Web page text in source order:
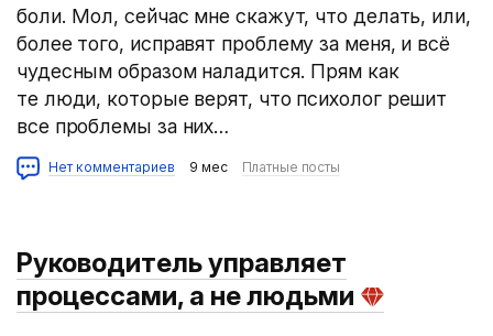
боли. Мол, сейчас мне скажут, что делать, или,
более того, исправят проблему за меня, и всё
чудесным образом наладится. Прям как
те люди, которые верят, что психолог решит
все проблемы за них…
Нет комментариев 9 мес Платные посты
Руководитель управляет
процессами, а не людьми